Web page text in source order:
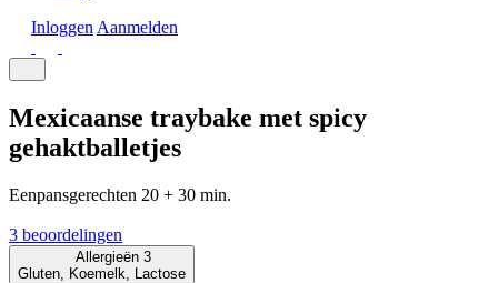
Inloggen Aanmelden
Mexicaanse traybake met spicy
gehaktballetjes
Eenpansgerechten 20 + 30 min.
3 beoordelingen
Allergieën 3
Gluten, Koemelk, Lactose